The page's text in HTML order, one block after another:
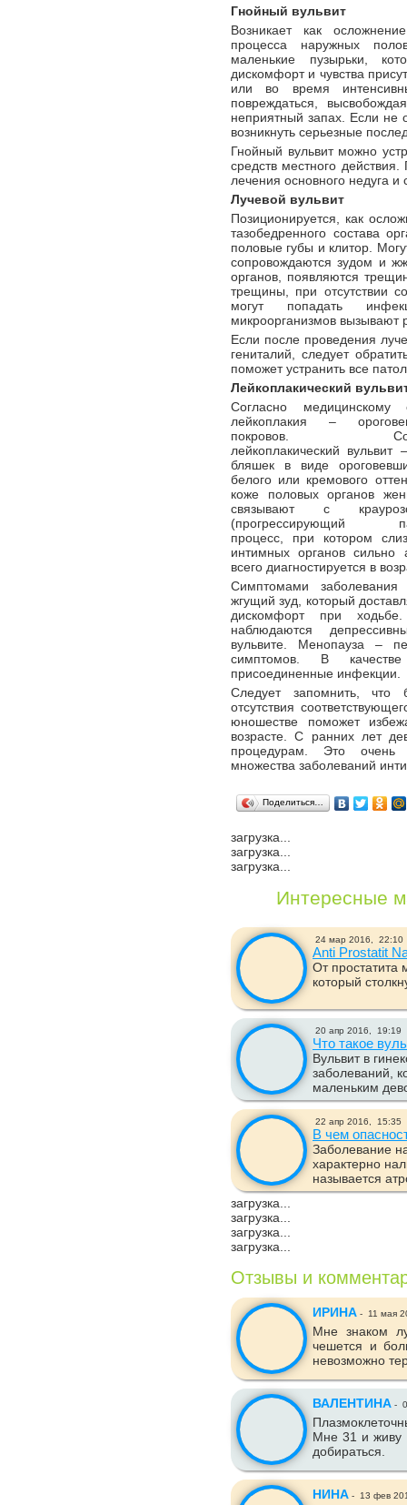
Гнойный вульвит
Возникает как
процесса наружных
маленькие пузырьки,
дискомфорт и чувства
или во время
повреждаться,
неприятный запах. Если не
возникнуть серьезные
Гнойный вульвит можно
средств местного
лечения основного недуга
Лучевой вульвит
Позиционируется, как
тазобедренного состава
половые губы и клитор.
сопровождаются зудом и
органов, появляются
трещины, при отсутствии
могут попадать
микроорганизмов вызывают
Если после проведения
гениталий, следует
поможет устранить все
Лейкоплакический
Согласно медицинскому
лейкоплакия –
покровов.
лейкоплакический вульвит
бляшек в виде
белого или кремового
коже половых органов
связывают с
(прогрессирующий
процесс, при котором
интимных органов
всего диагностируется в
Симптомами заболевания
жгущий зуд, который
дискомфорт при
наблюдаются
вульвите. Менопауза –
симптомов. В
присоединенные инфекции.
Следует запомнить, что
отсутствия
юношестве поможет
возрасте. С ранних лет
процедурам. Это очень
множества заболеваний
Поделиться…
загрузка...
загрузка...
загрузка...
Интересные
24 мар 2016, 22:10
Anti Prostatit
От простатита
который
20 апр 2016, 19:19
Что такое
Вульвит в
заболеваний,
маленьким
22 апр 2016, 15:35
В чем
Заболевание
характерно
называется
загрузка...
загрузка...
загрузка...
загрузка...
Отзывы и
ИРИНА - 11 мая
Мне знаком
чешется и
невозможно
ВАЛЕНТИНА -
Мне 31 и живу
добираться.
НИНА - 13 фев